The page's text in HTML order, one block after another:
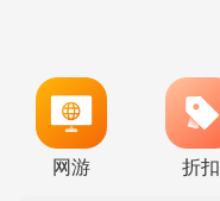
网游 折扣
单日大额福利